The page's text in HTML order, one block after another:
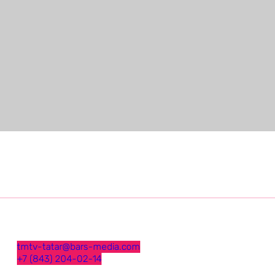
tmtv-tatar@bars-media.com
+7 (843) 204-02-14